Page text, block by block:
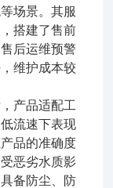
场景。其服
搭建了售前
后运维预警
维护成本较
产品适配工
流速下表现
品的准确度
恶劣水质影
备防尘、防